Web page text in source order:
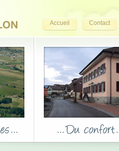
Accueil Contact